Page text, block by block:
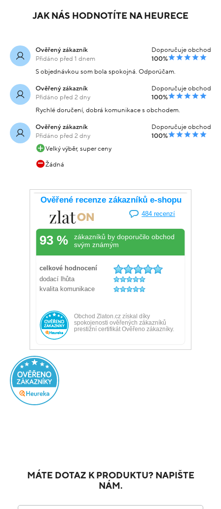
JAK NÁS HODNOTÍTE NA HEURECE
Ověřený zákazník
Přidáno před 1 dnem
Doporučuje obchod
100%
S objednávkou som bola spokojná. Odporúčam.
Ověřený zákazník
Přidáno před 2 dny
Doporučuje obchod
100%
Rychlé doručení, dobrá komunikace s obchodem.
Ověřený zákazník
Přidáno před 2 dny
Doporučuje obchod
100%
Velký výběr, super ceny
Žádná
MÁTE DOTAZ K PRODUKTU? NAPIŠTE
NÁM.